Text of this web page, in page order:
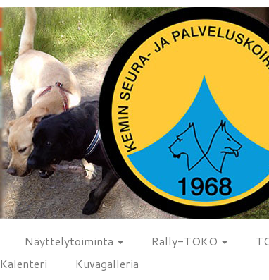
Näyttelytoiminta Rally-TOKO
Kalenteri Kuvagalleria